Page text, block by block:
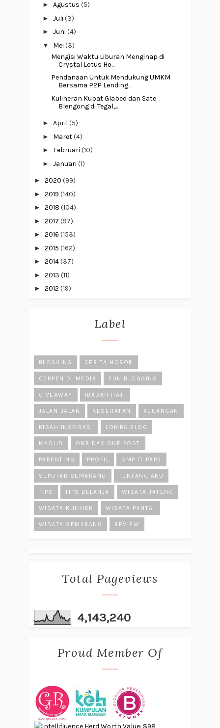
► Agustus (5)
► Juli (3)
► Juni (4)
▼ Mei (3)
Mengisi Waktu Liburan Menginap di
Crystal Lotus Ho...
Pendanaan Untuk Mendukung UMKM
Bersama P2P Lending...
Kulineran Kupat Glabed dan Sate
Blengong di Tegal,...
► April (5)
► Maret(4)
► Februari (10)
► Januari (1)
► 2020 (99)
► 2019 (140)
► 2018 (104)
► 2017 (97)
► 2016 (153)
► 2015 (162)
► 2014(37)
► 2013 (11)
► 2012 (19)
Label
BLOGGING CERITA HOROR
CERPEN DI MEDIA FUN BLOGGING
GIVEAWAY IBADAH HAJI
JALAN-JALAN KESEHATAN KEUANGAN
KISAH INSPIRASI LOMBA BLOG
MASJID ONE DAY ONE POST
PARENTING PROFIL SMP IT PAPB
SEPUTAR SEMARANG TENTANG AKU
TIPS TIPS BELANJA WISATA JATENG
WISATA KULINER WISATA PANTAI
WISATA SEMARANG REVIEW
Total Pageviews
4,143,240
Proud Member Of